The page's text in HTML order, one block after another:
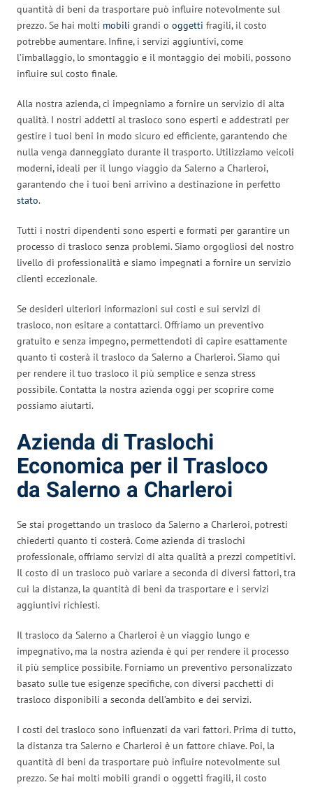
quantità di beni da trasportare può influire notevolmente sul
prezzo. Se hai molti mobili grandi o oggetti fragili, il costo
potrebbe aumentare. Infine, i servizi aggiuntivi, come
l’imballaggio, lo smontaggio e il montaggio dei mobili, possono
influire sul costo finale.
Alla nostra azienda, ci impegniamo a fornire un servizio di alta
qualità. I nostri addetti al trasloco sono esperti e addestrati per
gestire i tuoi beni in modo sicuro ed efficiente, garantendo che
nulla venga danneggiato durante il trasporto. Utilizziamo veicoli
moderni, ideali per il lungo viaggio da Salerno a Charleroi,
garantendo che i tuoi beni arrivino a destinazione in perfetto
stato.
Tutti i nostri dipendenti sono esperti e formati per garantire un
processo di trasloco senza problemi. Siamo orgogliosi del nostro
livello di professionalità e siamo impegnati a fornire un servizio
clienti eccezionale.
Se desideri ulteriori informazioni sui costi e sui servizi di
trasloco, non esitare a contattarci. Offriamo un preventivo
gratuito e senza impegno, permettendoti di capire esattamente
quanto ti costerà il trasloco da Salerno a Charleroi. Siamo qui
per rendere il tuo trasloco il più semplice e senza stress
possibile. Contatta la nostra azienda oggi per scoprire come
possiamo aiutarti.
Azienda di Traslochi
Economica per il Trasloco
da Salerno a Charleroi
Se stai progettando un trasloco da Salerno a Charleroi, potresti
chiederti quanto ti costerà. Come azienda di traslochi
professionale, offriamo servizi di alta qualità a prezzi competitivi.
Il costo di un trasloco può variare a seconda di diversi fattori, tra
cui la distanza, la quantità di beni da trasportare e i servizi
aggiuntivi richiesti.
Il trasloco da Salerno a Charleroi è un viaggio lungo e
impegnativo, ma la nostra azienda è qui per rendere il processo
il più semplice possibile. Forniamo un preventivo personalizzato
basato sulle tue esigenze specifiche, con diversi pacchetti di
trasloco disponibili a seconda dell’ambito e dei servizi.
I costi del trasloco sono influenzati da vari fattori. Prima di tutto,
la distanza tra Salerno e Charleroi è un fattore chiave. Poi, la
quantità di beni da trasportare può influire notevolmente sul
prezzo. Se hai molti mobili grandi o oggetti fragili, il costo